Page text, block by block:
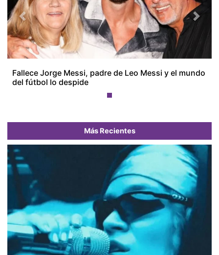
Fallece Jorge Messi, padre de Leo Messi y el mundo
del fútbol lo despide
Previous Next
Más Recientes